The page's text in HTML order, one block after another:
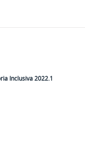
Inclusiva 2022.1